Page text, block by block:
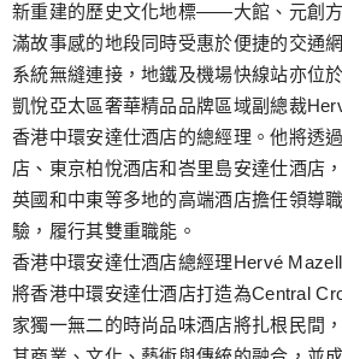
新重建的歷史文化地標——大館、元創
滿故事感的地段同時受惠於便捷的交通
系統無縫連接，地鐵及機場快線站亦位
凱悅亞太區奢華精品品牌區域副總裁
香港中環安達仕酒店的總經理。他將透
店、東京柏悅酒店和峇里島安達仕酒店
英國和中東等多地的高端酒店擔任領導
驗，履行其雙重職能。
香港中環安達仕酒店總經理Hervé
將香港中環安達仕酒店打造為Central
家獨一無二的時尚品味酒店將扎根民間